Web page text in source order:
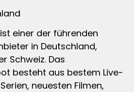
einer der führenden
in Deutschland,
Schweiz. Das
besteht aus bestem Live-
neuesten Filmen,